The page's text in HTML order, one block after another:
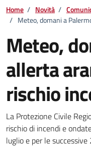
Home / Novità /
/ Meteo, domani a
Meteo,
allerta
rischio
Dettagli
La Protezione Civile
rischio di incendi e
luglio e per le successive